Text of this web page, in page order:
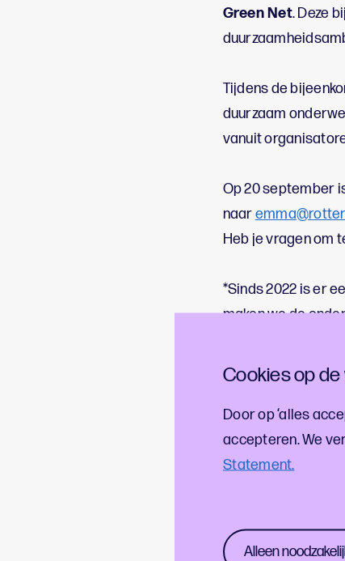
Cookies op
Door op ‘alles
accepteren. We
Statement.
Alleen
Green Net. Deze
Tijdens de
duurzaam
vanuit
Op 20 september
naar
Heb je vragen om
*Sinds 2022 is er
maken we de
Hopelijk zien we
Volgende sessies:
20 december